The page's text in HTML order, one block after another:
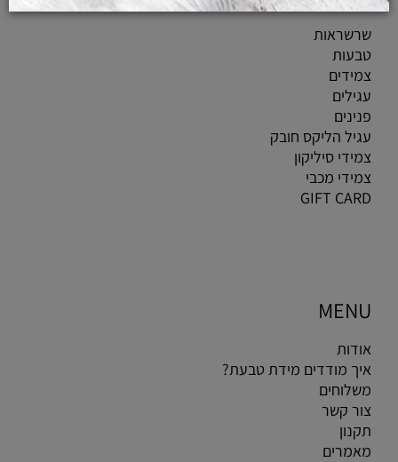
שרשראות
טבעות
צמידים
עגילים
פנינים
עגיל הליקס חובק
צמידי סיליקון
צמידי מכבי
GIFT CARD
MENU
אודות
איך מודדים מידת טבעת?
משלוחים
צור קשר
תקנון
מאמרים